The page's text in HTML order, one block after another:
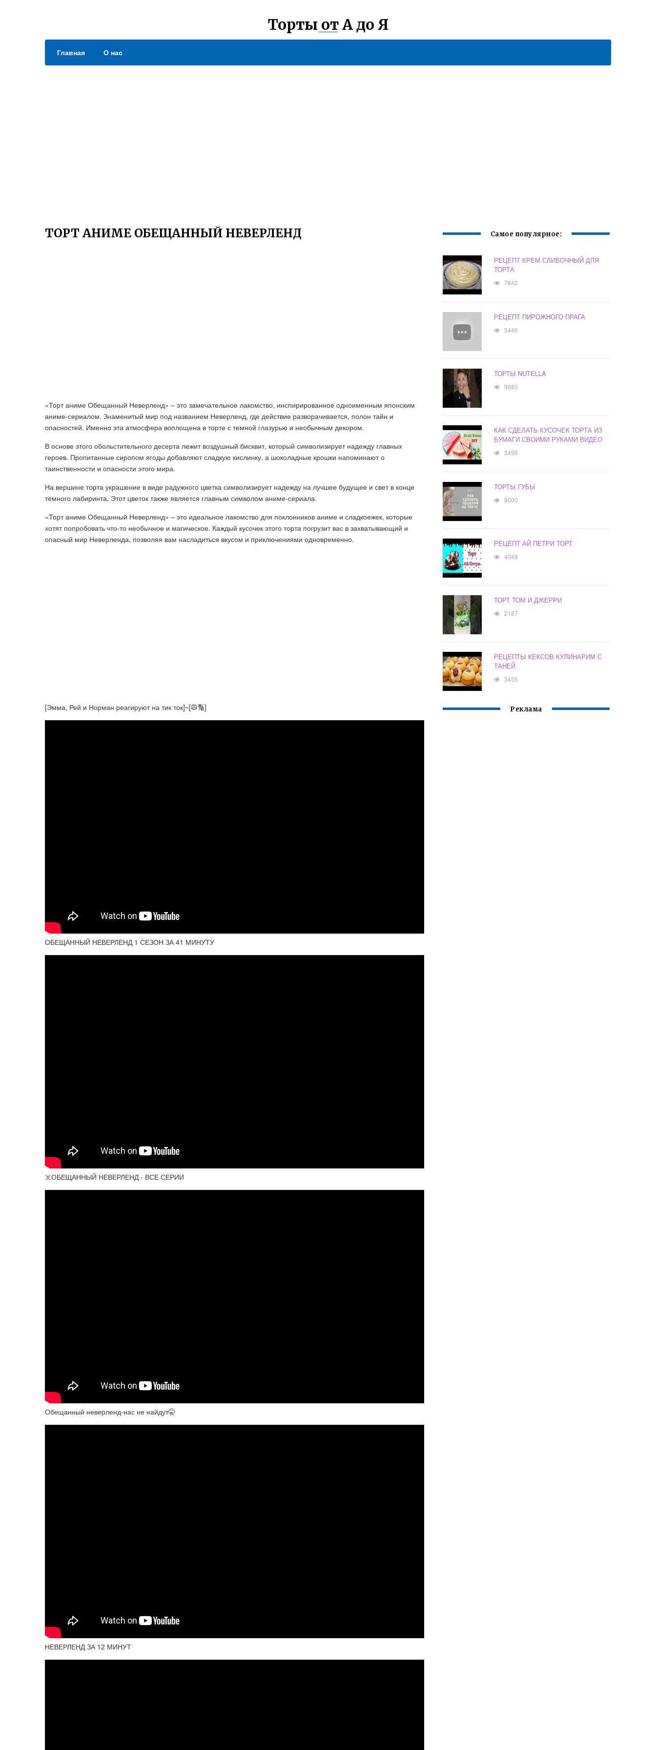
Торты от А до Я
Главная О нас
ТОРТ АНИМЕ ОБЕЩАННЫЙ НЕВЕРЛЕНД
«Торт аниме Обещанный Неверленд» – это замечательное лакомство, инспирированное одноименным японским
аниме-сериалом. Знаменитый мир под названием Неверленд, где действие разворачивается, полон тайн и
опасностей. Именно эта атмосфера воплощена в торте с темной глазурью и необычным декором.
В основе этого обольстительного десерта лежит воздушный бисквит, который символизирует надежду главных
героев. Пропитанные сиропом ягоды добавляют сладкую кислинку, а шоколадные крошки напоминают о
таинственности и опасности этого мира.
На вершине торта украшение в виде радужного цветка символизирует надежду на лучшее будущее и свет в конце
темного лабиринта. Этот цветок также является главным символом аниме-сериала.
«Торт аниме Обещанный Неверленд» – это идеальное лакомство для поклонников аниме и сладкоежек, которые
хотят попробовать что-то необычное и магическое. Каждый кусочек этого торта погрузит вас в захватывающий и
опасный мир Неверленда, позволяя вам насладиться вкусом и приключениями одновременно.
[Эмма, Рей и Норман реагируют на тик ток]~[🥼🔢]
ОБЕЩАННЫЙ НЕВЕРЛЕНД 1 СЕЗОН ЗА 41 МИНУТУ
☠️ОБЕЩАННЫЙ НЕВЕРЛЕНД - ВСЕ СЕРИИ
Обещанный неверленд-нас не найдут🤫
НЕВЕРЛЕНД ЗА 12 МИНУТ
Самое популярное:
РЕЦЕПТ КРЕМ СЛИВОЧНЫЙ ДЛЯ
ТОРТА
7842
РЕЦЕПТ ПИРОЖНОГО ПРАГА
3446
ТОРТЫ NUTELLA
9680
КАК СДЕЛАТЬ КУСОЧЕК ТОРТА ИЗ
БУМАГИ СВОИМИ РУКАМИ ВИДЕО
3496
ТОРТЫ ГУБЫ
9000
РЕЦЕПТ АЙ ПЕТРИ ТОРТ
4048
ТОРТ ТОМ И ДЖЕРРИ
2187
РЕЦЕПТЫ КЕКСОВ КУЛИНАРИМ С
ТАНЕЙ
3455
Реклама